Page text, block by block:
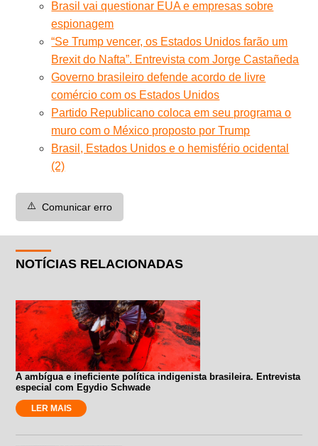
Brasil vai questionar EUA e empresas sobre
espionagem
“Se Trump vencer, os Estados Unidos farão um
Brexit do Nafta”. Entrevista com Jorge Castañeda
Governo brasileiro defende acordo de livre
comércio com os Estados Unidos
Partido Republicano coloca em seu programa o
muro com o México proposto por Trump
Brasil, Estados Unidos e o hemisfério ocidental
(2)
⚠️ Comunicar erro
NOTÍCIAS RELACIONADAS
A ambígua e ineficiente política indigenista brasileira. Entrevista
especial com Egydio Schwade
LER MAIS